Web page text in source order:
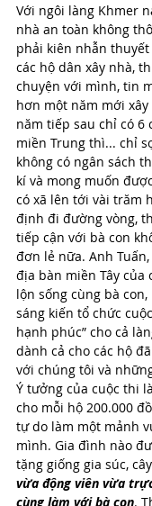
Với ngôi làng Khmer
nhà an toàn không
phải kiên nhẫn
các hộ dân xây nhà,
chuyện với mình, tin
hơn một năm mới
năm tiếp sau chỉ có 6
miền Trung thì... chỉ
không có ngân sách
kí và mong muốn
có xã lên tới vài trăm
định đi đường vòng,
tiếp cận với bà con
đơn lẻ nữa. Anh
địa bàn miền Tây của
lộn sống cùng bà
sáng kiến tổ chức
hạnh phúc” cho cả
dành cả cho các hộ
với chúng tôi và
Ý tưởng của cuộc thi
cho mỗi hộ 200.000
tự do làm một mảnh
mình. Gia đình nào
tặng giống gia súc,
vừa động viên vừa
cùng làm với bà con.